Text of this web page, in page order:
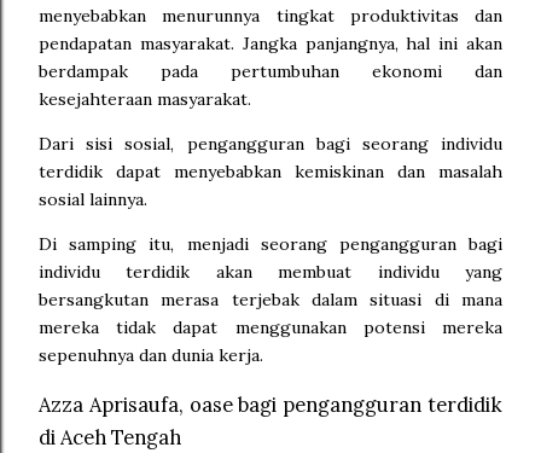
menyebabkan menurunnya tingkat produktivitas dan
pendapatan masyarakat. Jangka panjangnya, hal ini akan
berdampak pada pertumbuhan ekonomi dan
kesejahteraan masyarakat.
Dari sisi sosial, pengangguran bagi seorang individu
terdidik dapat menyebabkan kemiskinan dan masalah
sosial lainnya.
Di samping itu, menjadi seorang pengangguran bagi
individu terdidik akan membuat individu yang
bersangkutan merasa terjebak dalam situasi di mana
mereka tidak dapat menggunakan potensi mereka
sepenuhnya dan dunia kerja.
Azza Aprisaufa, oase bagi pengangguran terdidik
di Aceh Tengah